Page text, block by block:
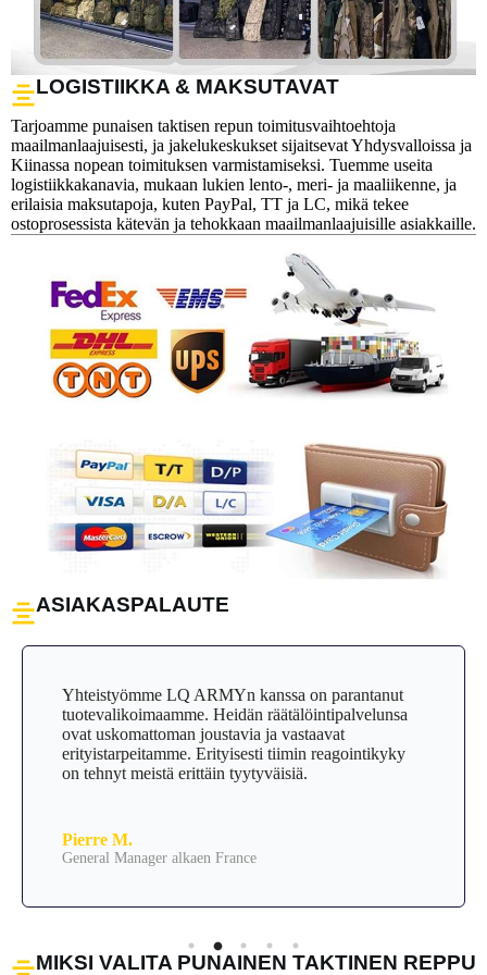
LOGISTIIKKA & MAKSUTAVAT
Tarjoamme punaisen taktisen repun toimitusvaihtoehtoja
maailmanlaajuisesti, ja jakelukeskukset sijaitsevat Yhdysvalloissa ja
Kiinassa nopean toimituksen varmistamiseksi. Tuemme useita
logistiikkakanavia, mukaan lukien lento-, meri- ja maaliikenne, ja
erilaisia maksutapoja, kuten PayPal, TT ja LC, mikä tekee
ostoprosessista kätevän ja tehokkaan maailmanlaajuisille asiakkaille.
ASIAKASPALAUTE
Yhteistyömme LQ ARMYn kanssa on parantanut
tuotevalikoimaamme. Heidän räätälöintipalvelunsa
ovat uskomattoman joustavia ja vastaavat
erityistarpeitamme. Erityisesti tiimin reagointikyky
on tehnyt meistä erittäin tyytyväisiä.
Pierre M.
General Manager alkaen France
MIKSI VALITA PUNAINEN TAKTINEN REPPU